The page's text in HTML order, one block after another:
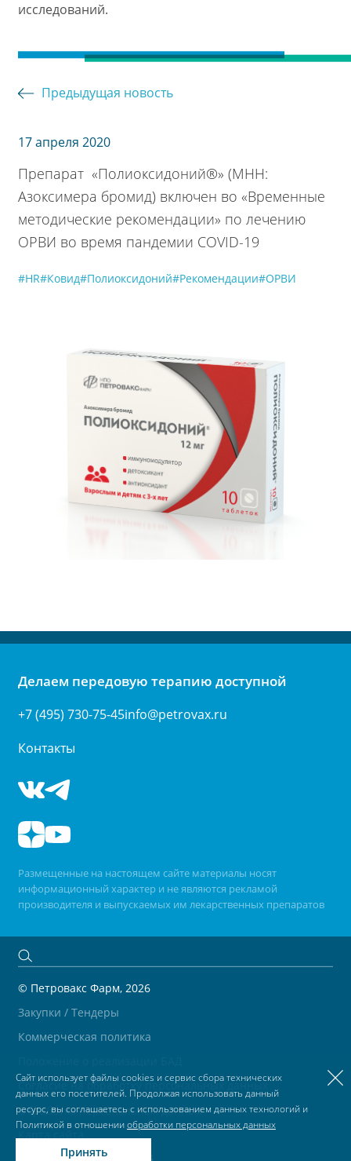
исследований.
Предыдущая новость
17 апреля 2020
Препарат «Полиоксидоний®» (МНН:
Азоксимера бромид) включен во «Временные
методические рекомендации» по лечению
ОРВИ во время пандемии COVID-19
#HR#Ковид#Полиоксидоний#Рекомендации#ОРВИ
Делаем передовую терапию доступной
+7 (495) 730-75-45info@petrovax.ru
Контакты
Размещенные на настоящем сайте материалы носят
информационный характер и не являются рекламой
производителя и выпускаемых им лекарственных препаратов
© Петровакс Фарм, 2026
Закупки / Тендеры
Коммерческая политика
Согласие на обработку персональных данных
Обработка персональных данных
Сайт использует файлы cookies и сервис сбора технических
данных его посетителей. Продолжая использовать данный
ресурс, вы соглашаетесь с использованием данных технологий и
Политикой в отношенииобработки персональных данных
Принять